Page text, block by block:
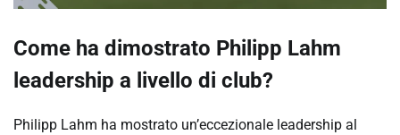
Come ha dimostrato Philipp Lahm
leadership a livello di club?
Philipp Lahm ha mostrato un’eccezionale leadership al